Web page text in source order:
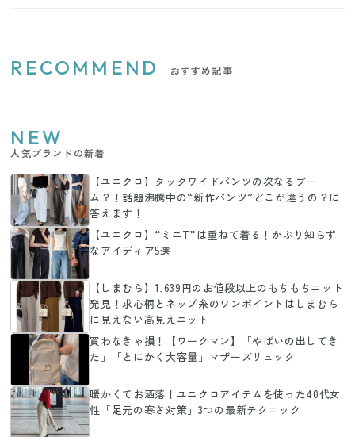
RECOMMEND おすすめ記事
NEW
人気ブランドの新着
【ユニクロ】タックワイドパンツの次なるブー
ム？！話題沸騰中の“新作パンツ”どこが違うの？に
答えます！
【ユニクロ】“ミニT”は重ねて着る！かぶり知らず
なアイディア5選
【しまむら】1,639円のお値段以上のもちもちニット
発見！求心柄とネップ糸のワンポイントはしまむら
に見えない高見えニット
買わなきゃ損！【ワークマン】「やばいの出してき
た」「とにかく大容量」マザーズリュック
暖かくてお洒落！ユニクロアイテムを使った40代女
性「足元の寒さ対策」3つの最新テクニック